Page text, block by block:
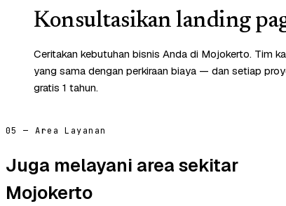
Konsultasikan landing
Ceritakan kebutuhan bisnis Anda di Mojokerto. Tim
yang sama dengan perkiraan biaya — dan setiap
gratis 1 tahun.
05 — Area Layanan
Juga melayani area sekitar
Mojokerto